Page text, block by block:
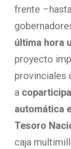
frente
última hora
proyecto
provinciales
a
automática
Tesoro
caja